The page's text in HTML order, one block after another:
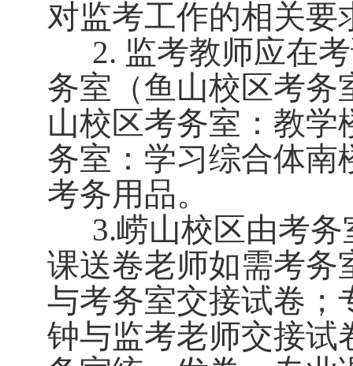
对监考工作的相关要
2. 监考教师应在
务室（鱼山校区考务
山校区考务室：教学
务室：学习综合体南
考务用品。
3.崂山校区由考
课送卷老师如需考务
与考务室交接试卷；
钟与监考老师交接试